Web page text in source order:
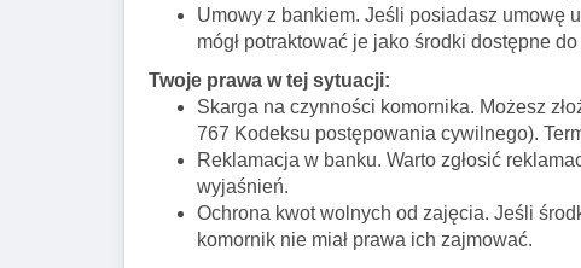
Umowy z bankiem. Jeśli posiadasz umowę
mógł potraktować je jako środki dostępne
Twoje prawa w tej sytuacji:
Skarga na czynności komornika. Możesz
767 Kodeksu postępowania cywilnego).
Reklamacja w banku. Warto zgłosić
wyjaśnień.
Ochrona kwot wolnych od zajęcia. Jeśli
komornik nie miał prawa ich zajmować.